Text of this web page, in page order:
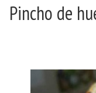
Pincho de